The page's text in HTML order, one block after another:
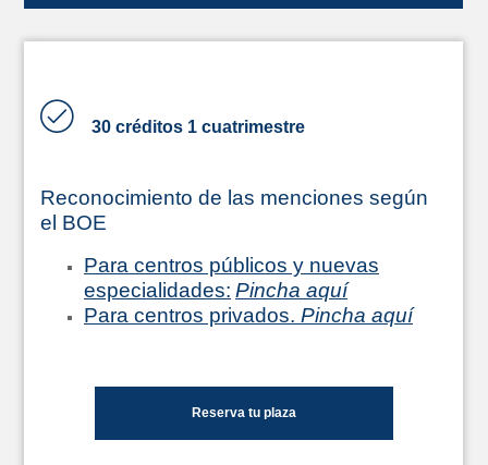
30 créditos 1 cuatrimestre
Reconocimiento de las menciones según
el BOE
Para centros públicos y nuevas
especialidades: Pincha aquí
Para centros privados. Pincha aquí
Reserva tu plaza